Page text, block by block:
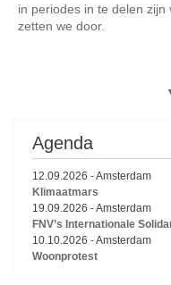
in periodes in te delen
zetten we door.
Agenda
12.09.2026 -Amsterdam
Klimaatmars
19.09.2026 -Amsterdam
FNV’s Internationale
10.10.2026 -Amsterdam
Woonprotest